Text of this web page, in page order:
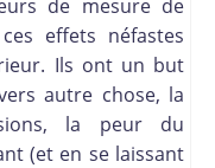
de mesure de
effets néfastes
Ils ont un but
autre chose, la
la peur du
(et en se laissant